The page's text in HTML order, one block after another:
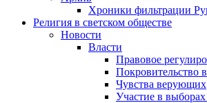
Хроники фильтрации
Религия в светском обществе
Новости
Власти
Правовое
Покровительство
Чувства верующих
Участие в